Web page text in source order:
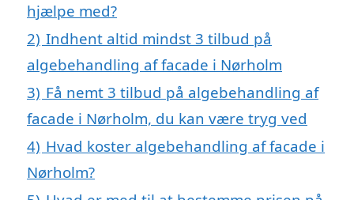
hjælpe med?
2) Indhent altid mindst 3 tilbud på
algebehandling af facade i Nørholm
3) Få nemt 3 tilbud på algebehandling af
facade i Nørholm, du kan være tryg ved
4) Hvad koster algebehandling af facade i
Nørholm?